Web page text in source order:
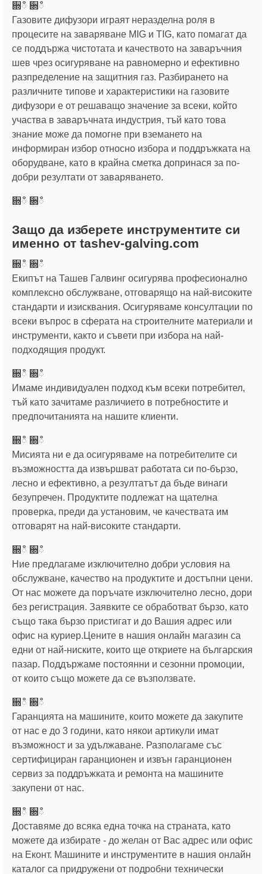
਍ഀ ਍ഀ
Газовите дифузори играят неразделна роля в
процесите на заваряване MIG и TIG, като помагат да
се поддържа чистотата и качеството на заваръчния
шев чрез осигуряване на равномерно и ефективно
разпределение на защитния газ. Разбирането на
различните типове и характеристики на газовите
дифузори е от решаващо значение за всеки, който
участва в заваръчната индустрия, тъй като това
знание може да помогне при вземането на
информиран избор относно избора и поддръжката на
оборудване, като в крайна сметка допринася за по-
добри резултати от заваряването.
਍ഀ ਍ഀ
Защо да изберете инструментите си
именно от tashev-galving.com
਍ഀ ਍ഀ
Екипът на Ташев Галвинг осигурява професионално
комплексно обслужване, отговарящо на най-високите
стандарти и изисквания. Осигуряваме консултации по
всеки въпрос в сферата на строителните материали и
инструменти, както и съвети при избора на най-
подходящия продукт.
਍ഀ ਍ഀ
Имаме индивидуален подход към всеки потребител,
тъй като зачитаме различието в потребностите и
предпочитанията на нашите клиенти.
਍ഀ ਍ഀ
Мисията ни е да осигуряваме на потребителите си
възможността да извършват работата си по-бързо,
лесно и ефективно, а резултатът да бъде винаги
безупречен. Продуктите подлежат на щателна
проверка, преди да установим, че качествата им
отговарят на най-високите стандарти.
਍ഀ ਍ഀ
Ние предлагаме изключително добри условия на
обслужване, качество на продуктите и достъпни цени.
От нас можете да поръчате изключително лесно, дори
без регистрация. Заявките се обработват бързо, като
също така бързо пристигат и до Вашия адрес или
офис на куриер.Цените в нашия онлайн магазин са
едни от най-ниските, които ще откриете на българския
пазар. Поддържаме постоянни и сезонни промоции,
от които също можете да се възползвате.
਍ഀ ਍ഀ
Гаранцията на машините, които можете да закупите
от нас е до 3 години, като някои артикули имат
възможност и за удължаване. Разполагаме със
сертифициран гаранционен и извън гаранционен
сервиз за поддръжката и ремонта на машините
закупени от нас.
਍ഀ ਍ഀ
Доставяме до всяка една точка на страната, като
можете да избирате - до желан от Вас адрес или офис
на Еконт. Машините и инструментите в нашия онлайн
каталог са придружени от подробни технически